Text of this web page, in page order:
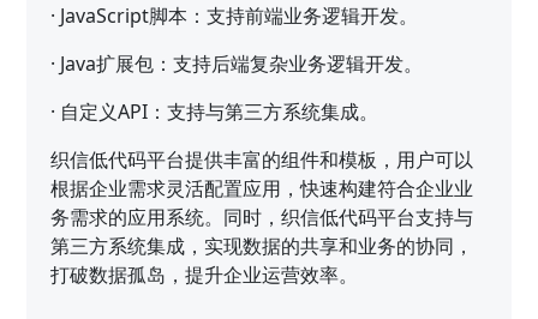
· JavaScript脚本：支持前端业务逻辑开发。
· Java扩展包：支持后端复杂业务逻辑开发。
· 自定义API：支持与第三方系统集成。
织信低代码平台提供丰富的组件和模板，用户可以
根据企业需求灵活配置应用，快速构建符合企业业
务需求的应用系统。同时，织信低代码平台支持与
第三方系统集成，实现数据的共享和业务的协同，
打破数据孤岛，提升企业运营效率。